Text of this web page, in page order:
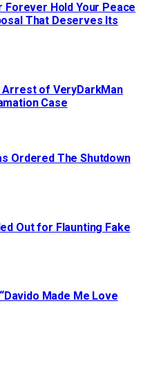
Forever Hold Your Peace
That Deserves Its
Arrest of VeryDarkMan
Case
Ordered The Shutdown
Out for Flaunting Fake
Made Me Love